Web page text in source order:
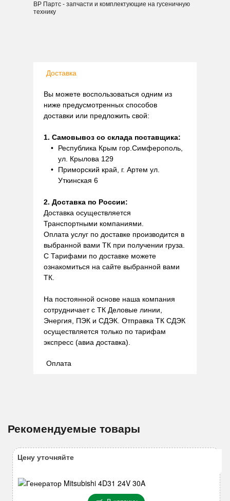
ВР Партс - запчасти и комплектующие на гусеничную
технику
Доставка
Вы можете воспользоваться одним из
ниже предусмотренных способов
доставки или предложить свой:
1. Самовывоз со склада поставщика:
Республика Крым гор.Симферополь,
ул. Крылова 129
Приморский край, г. Артем ул.
Уткинская 6
2. Доставка по России:
Доставка осуществляется
Транспортными компаниями.
Оплата услуг по доставке производится в
выбранной вами ТК при получении груза.
С Тарифами по доставке можете
ознакомиться на сайте выбранной вами
ТК.
На постоянной основе наша компания
сотрудничает с ТК Деловые линии,
Энергия, ПЭК и СДЭК. Отправка ТК СДЭК
осуществляется только по тарифам
экспресс (авиа доставка).
Оплата
Рекомендуемые товары
Цену уточняйте